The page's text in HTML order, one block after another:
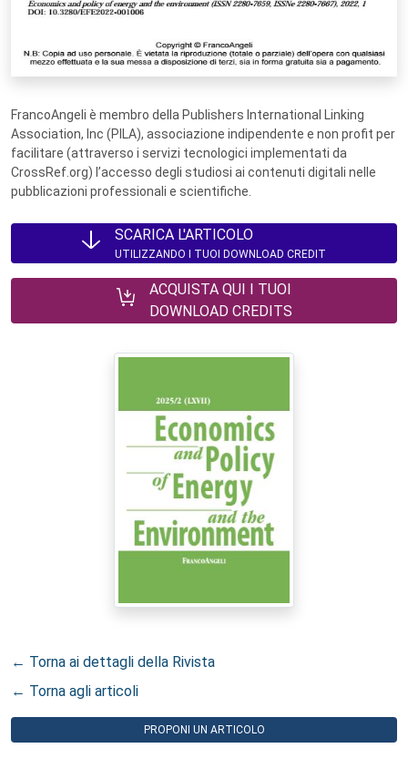
FrancoAngeli è membro della Publishers International Linking
Association, Inc (PILA), associazione indipendente e non profit per
facilitare (attraverso i servizi tecnologici implementati da
CrossRef.org) l’accesso degli studiosi ai contenuti digitali nelle
pubblicazioni professionali e scientifiche.
SCARICA L'ARTICOLO
UTILIZZANDO I TUOI DOWNLOAD CREDIT
ACQUISTA QUI I TUOI
DOWNLOAD CREDITS
← Torna ai dettagli della Rivista
← Torna agli articoli
PROPONI UN ARTICOLO